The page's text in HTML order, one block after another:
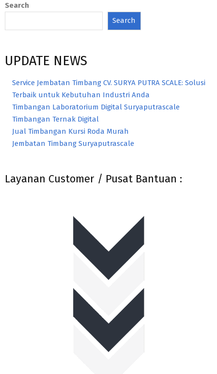
Search
Search
UPDATE NEWS
Service Jembatan Timbang CV. SURYA PUTRA SCALE: Solusi
Terbaik untuk Kebutuhan Industri Anda
Timbangan Laboratorium Digital Suryaputrascale
Timbangan Ternak Digital
Jual Timbangan Kursi Roda Murah
Jembatan Timbang Suryaputrascale
Layanan Customer / Pusat Bantuan :